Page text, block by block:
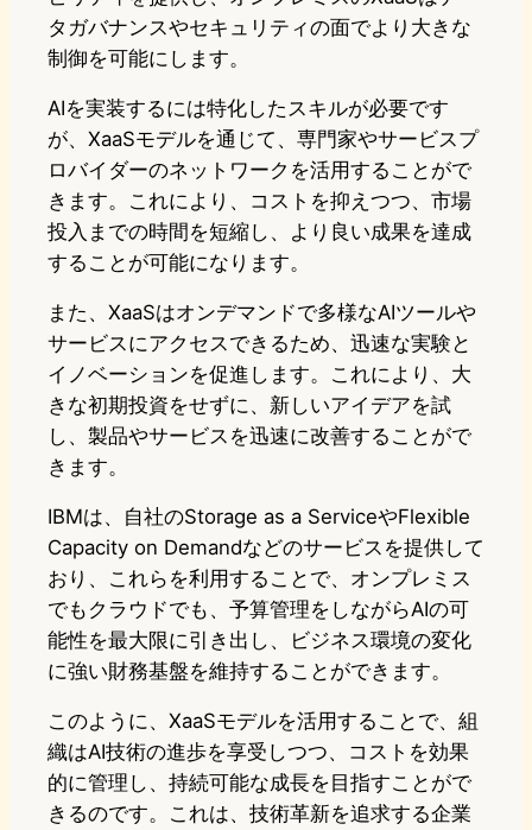
タガバナンスやセキュリティの面でより大きな
制御を可能にします。
AIを実装するには特化したスキルが必要です
が、XaaSモデルを通じて、専門家やサービスプ
ロバイダーのネットワークを活用することがで
きます。これにより、コストを抑えつつ、市場
投入までの時間を短縮し、より良い成果を達成
することが可能になります。
また、XaaSはオンデマンドで多様なAIツールや
サービスにアクセスできるため、迅速な実験と
イノベーションを促進します。これにより、大
きな初期投資をせずに、新しいアイデアを試
し、製品やサービスを迅速に改善することがで
きます。
IBMは、自社のStorage as a ServiceやFlexible
Capacity on Demandなどのサービスを提供して
おり、これらを利用することで、オンプレミス
でもクラウドでも、予算管理をしながらAIの可
能性を最大限に引き出し、ビジネス環境の変化
に強い財務基盤を維持することができます。
このように、XaaSモデルを活用することで、組
織はAI技術の進歩を享受しつつ、コストを効果
的に管理し、持続可能な成長を目指すことがで
きるのです。これは、技術革新を追求する企業